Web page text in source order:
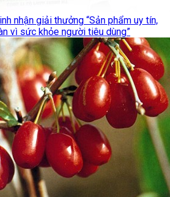
nhận giải thưởng “Sản phẩm uy tín,
vì sức khỏe người tiêu dùng”